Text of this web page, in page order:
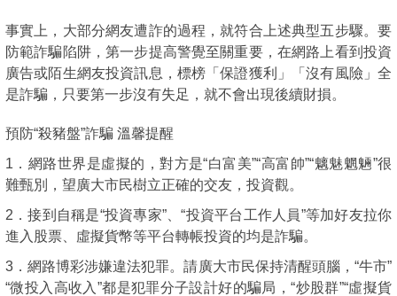
事實上，大部分網友遭詐的過程，就符合上述典型五步驟。要
防範詐騙陷阱，第一步提高警覺至關重要，在網路上看到投資
廣告或陌生網友投資訊息，標榜「保證獲利」「沒有風險」全
是詐騙，只要第一步沒有失足，就不會出現後續財損。
預防“殺豬盤”詐騙 溫馨提醒
1．網路世界是虛擬的，對方是“白富美”“高富帥”“魑魅魍魎”很
難甄別，望廣大市民樹立正確的交友，投資觀。
2．接到自稱是“投資專家”、“投資平台工作人員”等加好友拉你
進入股票、虛擬貨幣等平台轉帳投資的均是詐騙。
3．網路博彩涉嫌違法犯罪。請廣大市民保持清醒頭腦，“牛市”
“微投入高收入”都是犯罪分子設計好的騙局，“炒股群”“虛擬貨